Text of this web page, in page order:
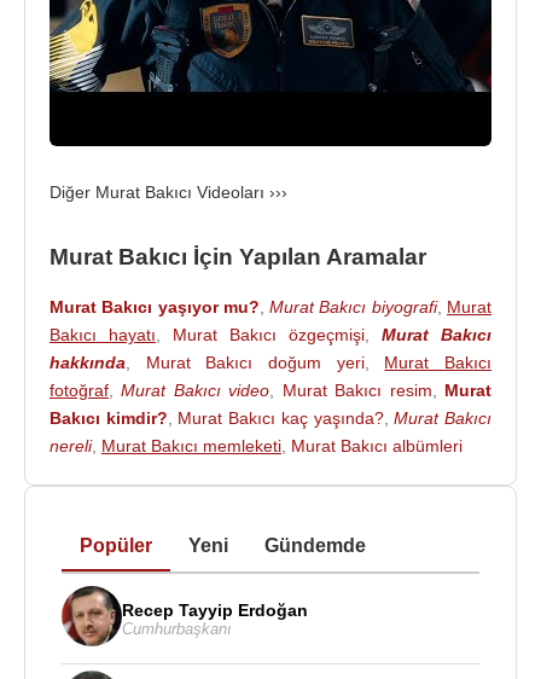
Diğer Murat Bakıcı Videoları ›››
Murat Bakıcı İçin Yapılan Aramalar
Murat Bakıcı yaşıyor mu? ,Murat Bakıcı biyografi, Murat
Bakıcı hayatı
Murat Bakıcı özgeçmişi
Murat Bakıcı
hakkında
Murat Bakıcı doğum yeri, Murat Bakıcı
fotoğraf ,Murat Bakıcı video Murat Bakıcı resim
Murat
Bakıcı kimdir?
Murat Bakıcı kaç yaşında?,Murat Bakıcı
nereli, Murat Bakıcı memleketi Murat Bakıcı albümleri
Popüler Yeni Gündemde
Recep Tayyip Erdoğan
Cumhurbaşkanı